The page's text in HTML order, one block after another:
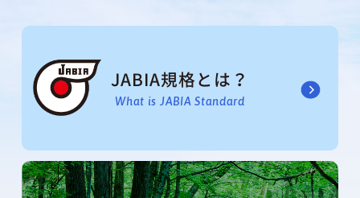
JABIA規格とは？
What is JABIA Standard